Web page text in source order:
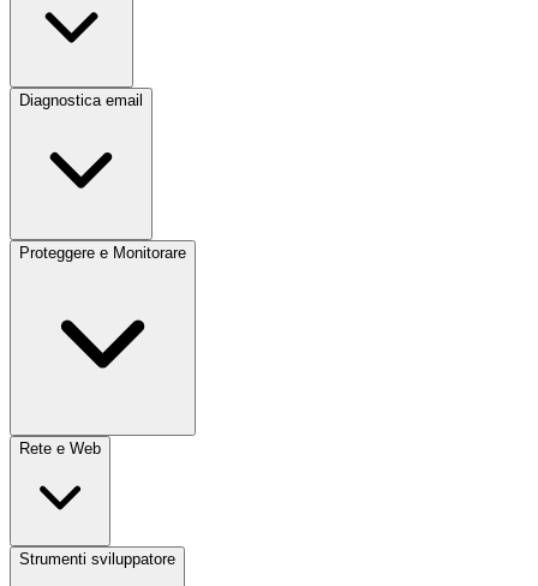
Diagnostica email
Proteggere e Monitorare
Rete e Web
Strumenti sviluppatore